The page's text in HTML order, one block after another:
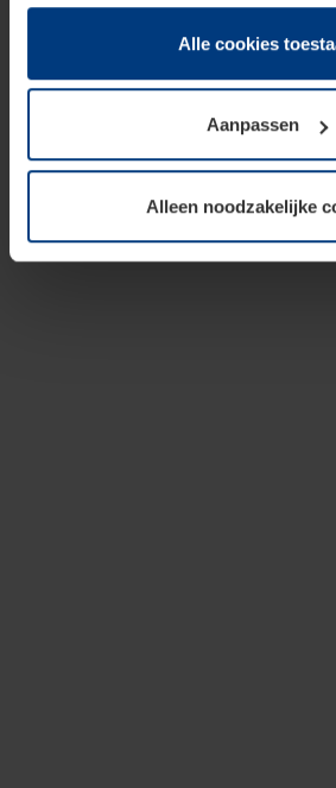
hun diensten hebben verzameld.
Juridisch hebben wij het recht om
van deze pagina's absoluut vereist
soorten cookies is uw toestemming
toestemming kunt u op elk moment
wijzigen of herroepen.
Alle cookies
Aanpassen
Alleen noodzakelijke